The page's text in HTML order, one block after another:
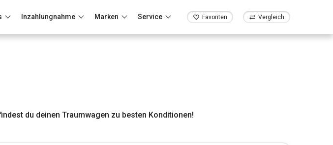
Inzahlungnahme Marken Service Favoriten Vergleich
du deinen Traumwagen zu besten Konditionen!